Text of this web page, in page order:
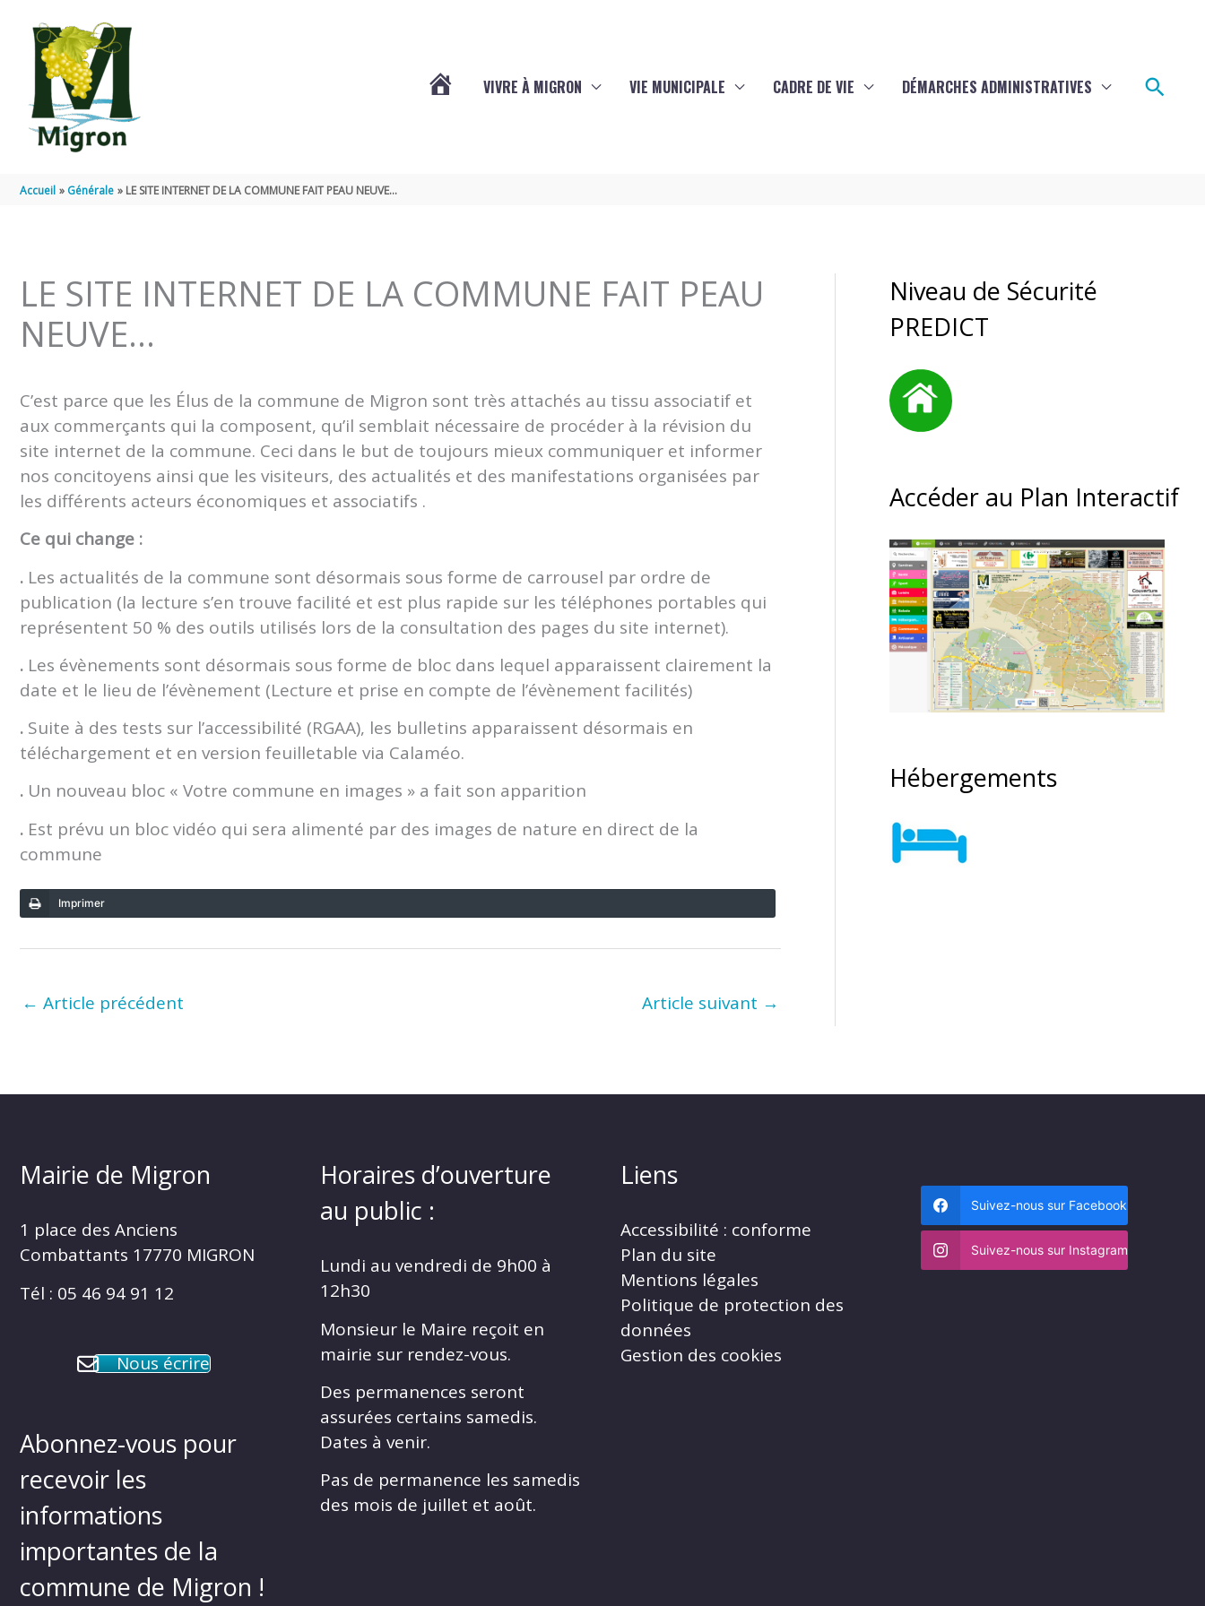
VIVRE À MIGRON VIE MUNICIPALE CADRE DE VIE DÉMARCHES ADMINISTRATIVES
Accueil Générale LE SITE INTERNET DE LA COMMUNE FAIT PEAU NEUVE…
LE SITE INTERNET DE LA COMMUNE FAIT PEAU
NEUVE…
C’est parce que les Élus de la commune de Migron sont très attachés au tissu associatif et
aux commerçants qui la composent, qu’il semblait nécessaire de procéder à la révision du
site internet de la commune. Ceci dans le but de toujours mieux communiquer et informer
nos concitoyens ainsi que les visiteurs, des actualités et des manifestations organisées par
les différents acteurs économiques et associatifs .
Ce qui change :
. Les actualités de la commune sont désormais sous forme de carrousel par ordre de
publication (la lecture s’en trouve facilité et est plus rapide sur les téléphones portables qui
représentent 50 % des outils utilisés lors de la consultation des pages du site internet).
. Les évènements sont désormais sous forme de bloc dans lequel apparaissent clairement la
date et le lieu de l’évènement (Lecture et prise en compte de l’évènement facilités)
. Suite à des tests sur l’accessibilité (RGAA), les bulletins apparaissent désormais en
téléchargement et en version feuilletable via Calaméo.
. Un nouveau bloc « Votre commune en images » a fait son apparition
. Est prévu un bloc vidéo qui sera alimenté par des images de nature en direct de la
commune
Imprimer
← Article précédent Article suivant →
Niveau de Sécurité
PREDICT
Accéder au Plan Interactif
Hébergements
Mairie de Migron
1 place des Anciens
Combattants 17770 MIGRON
Tél : 05 46 94 91 12
Nous écrire
Abonnez-vous pour
recevoir les
informations
importantes de la
commune de Migron !
Horaires d’ouverture
au public :
Lundi au vendredi de 9h00 à
12h30
Monsieur le Maire reçoit en
mairie sur rendez-vous.
Des permanences seront
assurées certains samedis.
Dates à venir.
Pas de permanence les samedis
des mois de juillet et août.
Liens
Accessibilité : conforme
Plan du site
Mentions légales
Politique de protection des
données
Gestion des cookies
Suivez-nous sur Facebook
Suivez-nous sur Instagram